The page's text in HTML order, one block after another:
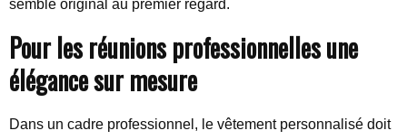
semble original au premier regard.
Pour les réunions professionnelles une
élégance sur mesure
Dans un cadre professionnel, le vêtement personnalisé doit